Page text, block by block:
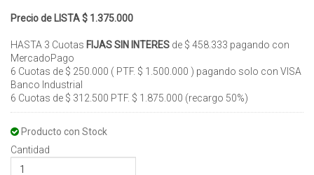
Precio de LISTA $ 1.375.000
HASTA 3 Cuotas FIJAS SIN INTERES de $ 458.333 pagando con
MercadoPago
6 Cuotas de $ 250.000 ( PTF. $ 1.500.000 ) pagando solo con VISA
Banco Industrial
6 Cuotas de $ 312.500 PTF. $ 1.875.000 (recargo 50%)
Producto con Stock
Cantidad